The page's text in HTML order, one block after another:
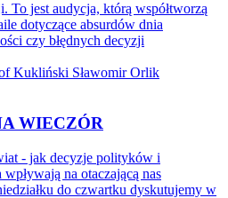
To jest audycja, którą współtworzą
dotyczące absurdów dnia
czy błędnych decyzji
Kukliński Sławomir Orlik
WIECZÓR
- jak decyzje polityków i
na otaczającą nas
do czwartku dyskutujemy w